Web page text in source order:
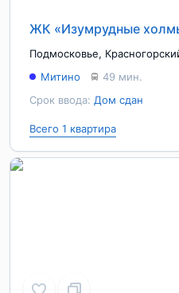
ЖК «Изумрудные
Подмосковье,
Срок ввода: Дом сдан
Митино 49 мин.
Всего 1 квартира